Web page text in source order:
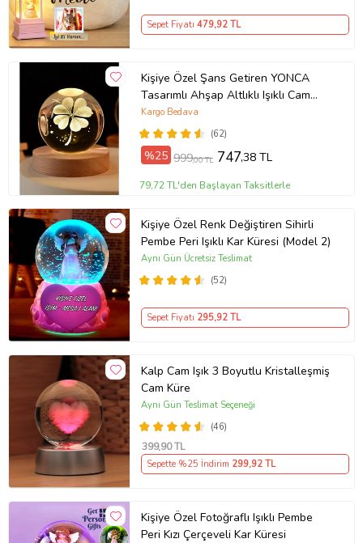
Sepet Fiyatı 479,92 TL
Kişiye Özel Şans Getiren YONCA
Tasarımlı Ahşap Altlıklı Işıklı Cam
Küre
(62)
Kargo Bedava
%25 999,00 TL 747,38 TL
79,72 TL'den Başlayan Taksitlerle
Kişiye Özel Renk Değiştiren Sihirli
Pembe Peri Işıklı Kar Küresi (Model 2)
(52)
Aynı Gün Ücretsiz Teslimat
Sepet Fiyatı 295,92 TL
Kalp Cam Işık 3 Boyutlu Kristalleşmiş
Cam Küre
(46)
Aynı Gün Teslimat Seçeneği
399,90 TL
Sepette %25 İndirim 299,92 TL
Kişiye Özel Fotoğraflı Işıklı Pembe
Peri Kızı Çerçeveli Kar Küresi